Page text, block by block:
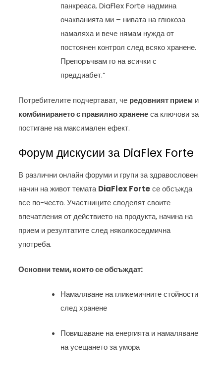
панкреаса. DiaFlex Forte надмина
очакванията ми – нивата на глюкоза
намаляха и вече нямам нужда от
постоянен контрол след всяко хранене.
Препоръчвам го на всички с
преддиабет.“
Потребителите подчертават, че редовният прием и
комбинирането с правилно храненеса ключови за
постигане на максимален ефект.
Форум дискусии за DiaFlex Forte
В различни онлайн форуми и групи за здравословен
начин на живот тематаDiaFlex Forteсе обсъжда
все по-често. Участниците споделят своите
впечатления от действието на продукта, начина на
прием и резултатите след няколкоседмична
употреба.
Основни теми, които се обсъждат:
Намаляване на гликемичните стойности
след хранене
Повишаване на енергията и намаляване
на усещането за умора